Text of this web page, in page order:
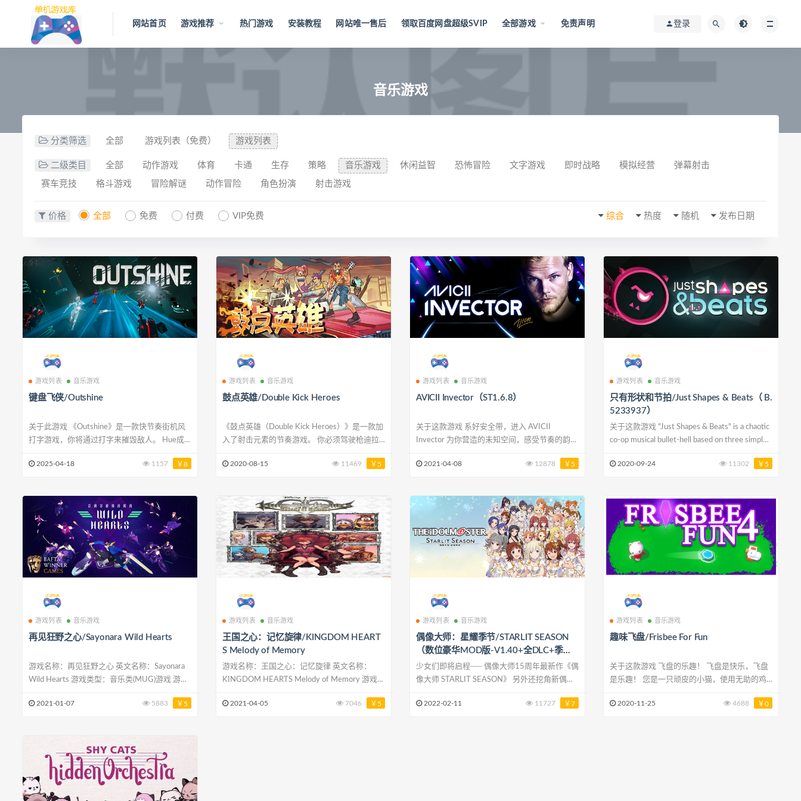
网站首页 游戏推荐 热门游戏 安装教程 网站唯一售后 领取百度网盘超级SVIP 全部游戏 免责声明 登录
音乐游戏
分类筛选 全部 游戏列表（免费） 游戏列表
二级类目 全部 动作游戏 体育 卡通 生存 策略 音乐游戏 休闲益智 恐怖冒险 文字游戏 即时战略 模拟经营 弹幕射击
赛车竞技 格斗游戏 冒险解谜 动作冒险 角色扮演 射击游戏
价格 全部 免费 付费 VIP免费 发布日期
随机
热度
综合
游戏列表 音乐游戏
键盘飞侠/Outshine
关于此游戏 《Outshine》是一款快节奏街机风
打字游戏，你将通过打字来摧毁敌人。 Hue成
的实验却释放了Hue体内的能量。 充满挑战性
2025-04-18 1157 ￥8
游戏列表 音乐游戏
鼓点英雄/Double Kick Heroes
《鼓点英雄（Double Kick Heroes）》是一款加
入了射击元素的节奏游戏。 你必须驾驶枪迪拉
Double Kick Heroes 类型: 动作, 独立 开发商:
2020-08-15 11469 ￥5
游戏列表 音乐游戏
AVICII Invector（ST1.6.8）
关于这款游戏 系好安全带，进入 AVICII
Invector 为你营造的未知空间，感受节奏的韵
Invector 为你带来热血激昂的音乐飞行游戏体
其中包括全球榜单冠军曲目：W
2021-04-08 12878 ￥5
游戏列表 音乐游戏
只有形状和节拍/Just Shapes & Beats（ B.
5233937）
关于这款游戏 "Just Shapes & Beats" is a chaotic
co-op musical bullet-hell based on three simple
Beats, and die, repeatedly. It’s a
2020-09-24 11302 ￥5
游戏列表 音乐游戏
再见狂野之心/Sayonara Wild Hearts
游戏名称：再见狂野之心 英文名称：Sayonara
Wild Hearts 游戏类型：音乐类(MUG)游戏 游戏
Interactive 游戏平台：PC 发售时间：2019年
2021-01-07 5883 ￥5
游戏列表 音乐游戏
王国之心：记忆旋律/KINGDOM HEART
S Melody of Memory
游戏名称：王国之心：记忆旋律 英文名称：
KINGDOM HEARTS Melody of Memory 游戏类
ENIX 游戏发行：SQUARE ENIX 游戏平台：PC
2021-04-05 7046 ￥5
游戏列表 音乐游戏
偶像大师：星耀季节/STARLIT SEASON
（数位豪华MOD版-V1.40+全DLC+季
票）
少女们即将启程── 偶像大师15周年最新作《偶
像大师 STARLIT SEASON》 另外还挖角新偶像
名称: 偶像大师 STARLIT SEASON 类型: 模拟 开
2022-02-11 11727 ￥7
游戏列表 音乐游戏
趣味飞盘/Frisbee For Fun
关于这款游戏 飞盘的乐趣！ 飞盘是快乐，飞盘
是乐趣！ 您是一只顽皮的小猫，使用无助的鸡
跑。 门户将出现； 风将使您发疯！ 期待什么？
2020-11-25 4688 ￥0